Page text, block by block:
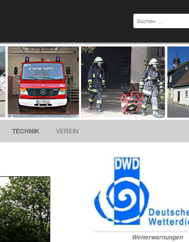
Suchen
nach:
TECHNIK VEREIN
Wetterwarnungen